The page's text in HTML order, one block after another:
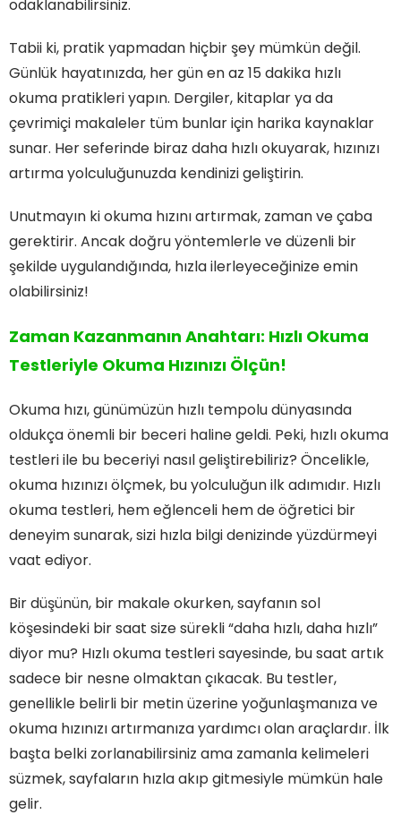
odaklanabilirsiniz.
Tabii ki, pratik yapmadan hiçbir şey mümkün değil.
Günlük hayatınızda, her gün en az 15 dakika hızlı
okuma pratikleri yapın. Dergiler, kitaplar ya da
çevrimiçi makaleler tüm bunlar için harika kaynaklar
sunar. Her seferinde biraz daha hızlı okuyarak, hızınızı
artırma yolculuğunuzda kendinizi geliştirin.
Unutmayın ki okuma hızını artırmak, zaman ve çaba
gerektirir. Ancak doğru yöntemlerle ve düzenli bir
şekilde uygulandığında, hızla ilerleyeceğinize emin
olabilirsiniz!
Zaman Kazanmanın Anahtarı: Hızlı Okuma
Testleriyle Okuma Hızınızı Ölçün!
Okuma hızı, günümüzün hızlı tempolu dünyasında
oldukça önemli bir beceri haline geldi. Peki, hızlı okuma
testleri ile bu beceriyi nasıl geliştirebiliriz? Öncelikle,
okuma hızınızı ölçmek, bu yolculuğun ilk adımıdır. Hızlı
okuma testleri, hem eğlenceli hem de öğretici bir
deneyim sunarak, sizi hızla bilgi denizinde yüzdürmeyi
vaat ediyor.
Bir düşünün, bir makale okurken, sayfanın sol
köşesindeki bir saat size sürekli “daha hızlı, daha hızlı”
diyor mu? Hızlı okuma testleri sayesinde, bu saat artık
sadece bir nesne olmaktan çıkacak. Bu testler,
genellikle belirli bir metin üzerine yoğunlaşmanıza ve
okuma hızınızı artırmanıza yardımcı olan araçlardır. İlk
başta belki zorlanabilirsiniz ama zamanla kelimeleri
süzmek, sayfaların hızla akıp gitmesiyle mümkün hale
gelir.